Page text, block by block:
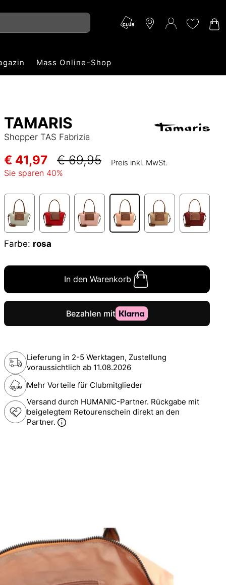
Mass Online-Shop
TAMARIS
Shopper TAS Fabrizia
€ 41,97 € 69,95 Preis inkl. MwSt.
Sie sparen 40%
Farbe: rosa
In den Warenkorb
Lieferung in 2-5 Werktagen, Zustellung
voraussichtlich ab 11.08.2026
Mehr Vorteile für Clubmitglieder
Versand durch HUMANIC-Partner. Rückgabe mit
beigelegtem Retourenschein direkt an den
Partner.